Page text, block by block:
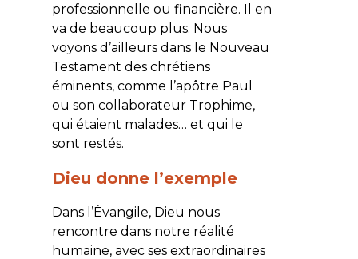
professionnelle ou financière. Il en
va de beaucoup plus. Nous
voyons d’ailleurs dans le Nouveau
Testament des chrétiens
éminents, comme l’apôtre Paul
ou son collaborateur Trophime,
qui étaient malades… et qui le
sont restés.
Dieu donne l’exemple
Dans l’Évangile, Dieu nous
rencontre dans notre réalité
humaine, avec ses extraordinaires